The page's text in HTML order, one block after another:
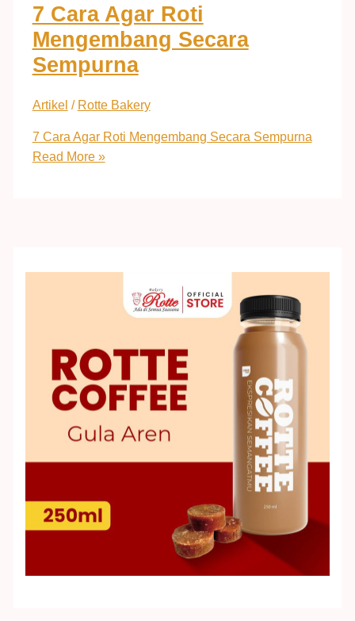
7 Cara Agar Roti
Mengembang Secara
Sempurna
Artikel / Rotte Bakery
7 Cara Agar Roti Mengembang Secara Sempurna
Read More »